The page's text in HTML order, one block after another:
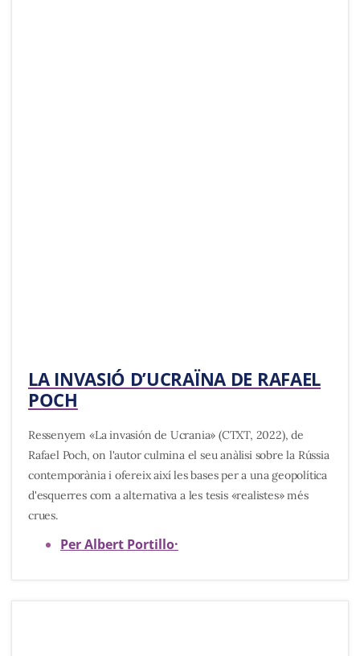
LA INVASIÓ D’UCRAÏNA DE RAFAEL
POCH
Ressenyem «La invasión de Ucrania» (CTXT, 2022), de
Rafael Poch, on l'autor culmina el seu anàlisi sobre la Rússia
contemporània i ofereix així les bases per a una geopolítica
d'esquerres com a alternativa a les tesis «realistes» més
crues.
Per Albert Portillo·